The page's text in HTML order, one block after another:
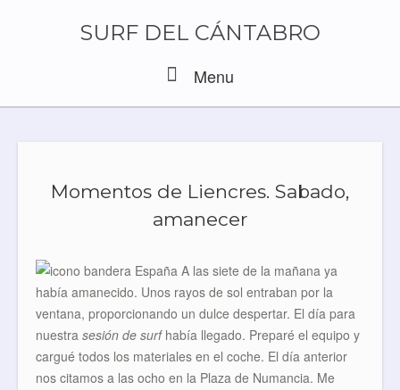
SURF DEL CÁNTABRO
Menu
Momentos de Liencres. Sabado,
amanecer
A las siete de la mañana ya
había amanecido. Unos rayos de sol entraban por la
ventana, proporcionando un dulce despertar. El día para
nuestra sesión de surfhabía llegado. Preparé el equipo y
cargué todos los materiales en el coche. El día anterior
nos citamos a las ocho en la Plaza de Numancia. Me